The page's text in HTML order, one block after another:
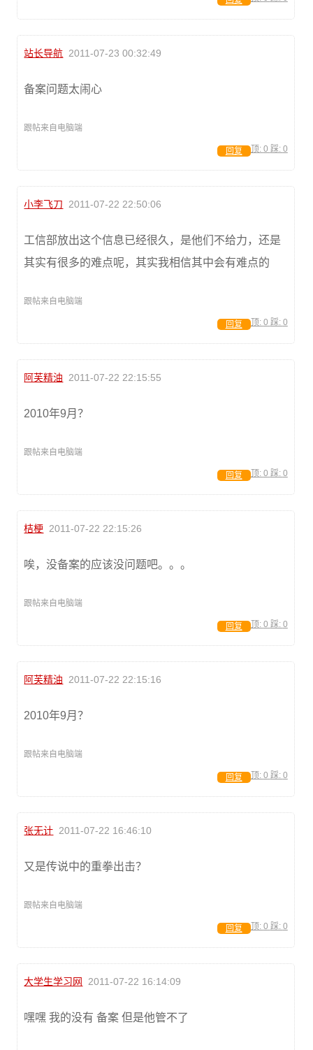
站长导航 2011-07-23 00:32:49
备案问题太闹心
跟帖来自电脑端
顶: 0 踩: 0
回复
小李飞刀 2011-07-22 22:50:06
工信部放出这个信息已经很久，是他们不给力，还是
其实有很多的难点呢，其实我相信其中会有难点的
跟帖来自电脑端
顶: 0 踩: 0
回复
阿芙精油 2011-07-22 22:15:55
2010年9月？
跟帖来自电脑端
顶: 0 踩: 0
回复
桔梗 2011-07-22 22:15:26
唉，没备案的应该没问题吧。。。
跟帖来自电脑端
顶: 0 踩: 0
回复
阿芙精油 2011-07-22 22:15:16
2010年9月？
跟帖来自电脑端
顶: 0 踩: 0
回复
张无计 2011-07-22 16:46:10
又是传说中的重拳出击？
跟帖来自电脑端
顶: 0 踩: 0
回复
大学生学习网 2011-07-22 16:14:09
嘿嘿 我的没有 备案 但是他管不了